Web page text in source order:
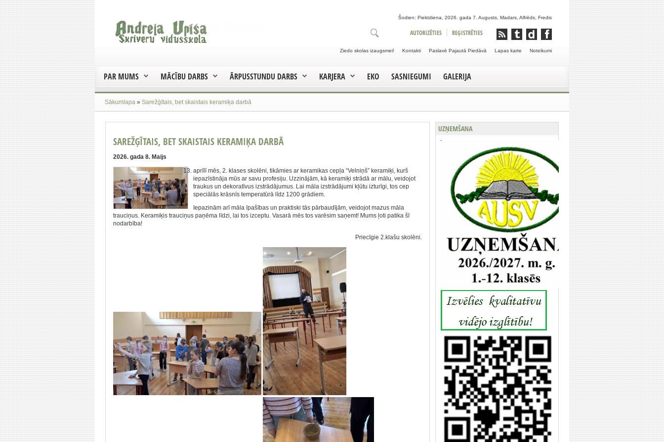
Šodien: Piektdiena, 2026. gada 7. Augusts, Madars, Alfrēds, Fredis
REĢISTRĒTIES
AUTORIZĒTIES
Noteikumi
Lapas karte
Paslavē Pajautā Piedāvā
Kontakti
Ziedo skolas izaugsmei!
PAR MUMS MĀCĪBU DARBS ĀRPUSSTUNDU DARBS KARJERA EKO SASNIEGUMI GALERIJA
Sākumlapa » Sarežģītais, bet skaistais keramiķa darbā
SAREŽĢĪTAIS, BET SKAISTAIS KERAMIĶA DARBĀ
2026. gada 8. Maijs
aprīlī mēs, 2. klases skolēni, tikāmies ar keramikas cepļa “Velniņš” keramiķi, kurš
iepazīstināja mūs ar savu profesiju. Uzzinājām, kā keramiķi strādā ar mālu, veidojot
traukus un dekoratīvus izstrādājumus. Lai māla izstrādājumi kļūtu izturīgi, tos cep
speciālās krāsnīs temperatūrā līdz 1200 grādiem.
Iepazinām arī māla īpašības un praktiski tās pārbaudījām, veidojot mazus māla
trauciņus. Keramiķis trauciņus paņēma līdzi, lai tos izceptu. Vasarā mēs tos varēsim saņemt! Mums ļoti patika šī
nodarbība!
Priecīgie 2.klašu skolēni.
UZŅEMŠANA